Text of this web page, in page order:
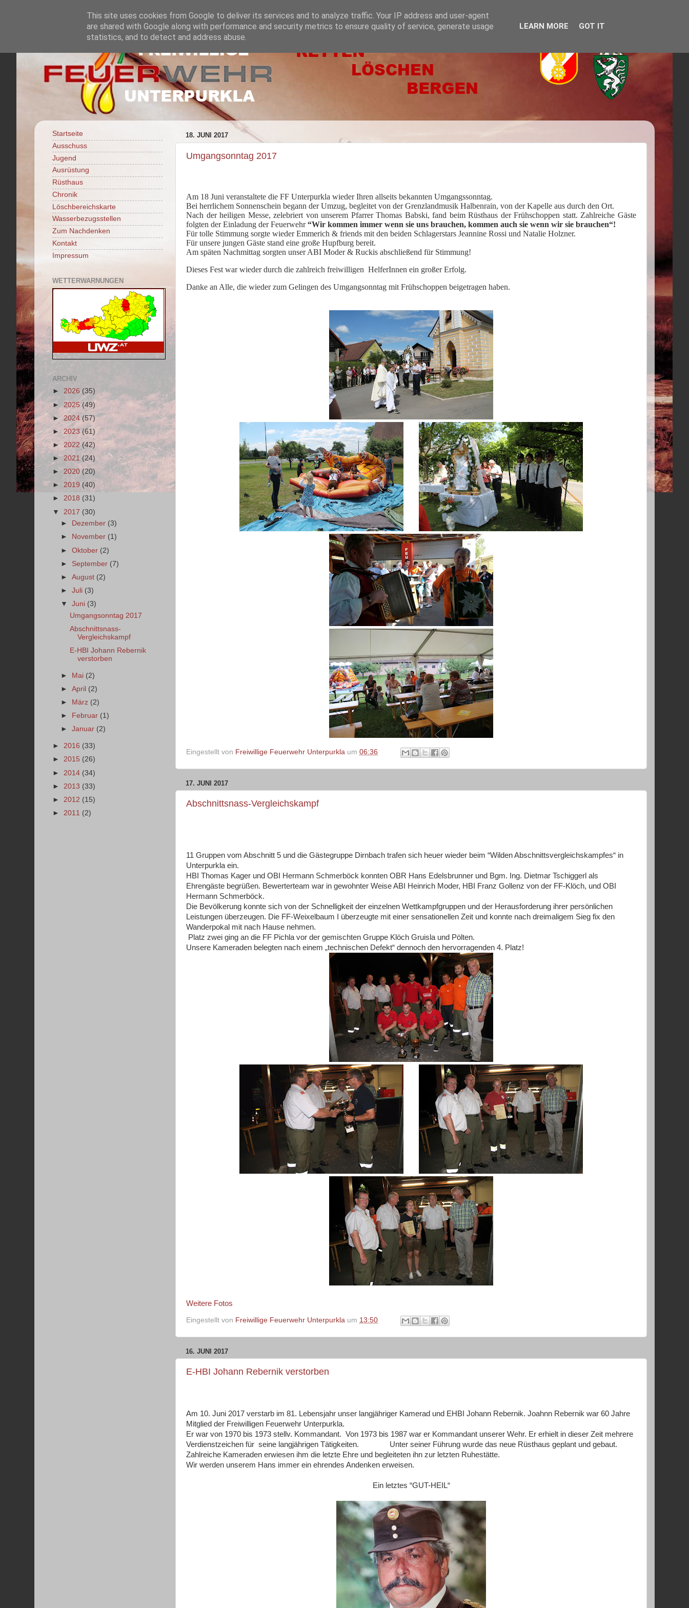
18. JUNI 2017
Umgangsonntag 2017
Am 18 Juni veranstaltete die FF Unterpurkla wieder Ihren allseits bekannten Umgangssonntag.
Bei herrlichem Sonnenschein begann der Umzug, begleitet von der Grenzlandmusik Halbenrain, von der Kapelle aus durch den Ort.
Nach der heiligen Messe, zelebriert von unserem Pfarrer Thomas Babski, fand beim Rüsthaus der Frühschoppen statt. Zahlreiche Gäste
folgten der Einladung der Feuerwehr“Wir kommen immer wenn sie uns brauchen, kommen auch sie wenn wir sie brauchen“!
Für tolle Stimmung sorgte wieder Emmerich & friends mit den beiden Schlagerstars Jeannine Rossi und Natalie Holzner.
Für unsere jungen Gäste stand eine große Hupfburg bereit.
Am späten Nachmittag sorgten unser ABI Moder & Ruckis abschließend für Stimmung!
Dieses Fest war wieder durch die zahlreich freiwilligen HelferInnen ein großer Erfolg.
Danke an Alle, die wieder zum Gelingen des Umgangsonntag mit Frühschoppen beigetragen haben.
Eingestellt von Freiwillige Feuerwehr Unterpurkla um 06:36
17. JUNI 2017
Abschnittsnass-Vergleichskampf
11 Gruppen vom Abschnitt 5 und die Gästegruppe Dirnbach trafen sich heuer wieder beim “Wilden Abschnittsvergleichskampfes“ in
Unterpurkla ein.
HBI Thomas Kager und OBI Hermann Schmerböck konnten OBR Hans Edelsbrunner und Bgm. Ing. Dietmar Tschiggerl als
Ehrengäste begrüßen. Bewerterteam war in gewohnter Weise ABI Heinrich Moder, HBI Franz Gollenz von der FF-Klöch, und OBI
Hermann Schmerböck.
Die Bevölkerung konnte sich von der Schnelligkeit der einzelnen Wettkampfgruppen und der Herausforderung ihrer persönlichen
Leistungen überzeugen. Die FF-Weixelbaum I überzeugte mit einer sensationellen Zeit und konnte nach dreimaligem Sieg fix den
Wanderpokal mit nach Hause nehmen.
Platz zwei ging an die FF Pichla vor der gemischten Gruppe Klöch Gruisla und Pölten.
Unsere Kameraden belegten nach einem „technischen Defekt“ dennoch den hervorragenden 4. Platz!
Weitere Fotos
Eingestellt von Freiwillige Feuerwehr Unterpurkla um 13:50
16. JUNI 2017
E-HBI Johann Rebernik verstorben
Am 10. Juni 2017 verstarb im 81. Lebensjahr unser langjähriger Kamerad und EHBI Johann Rebernik. Joahnn Rebernik war 60 Jahre
Mitglied der Freiwilligen Feuerwehr Unterpurkla.
Er war von 1970 bis 1973 stellv. Kommandant. Von 1973 bis 1987 war er Kommandant unserer Wehr. Er erhielt in dieser Zeit mehrere
Verdienstzeichen für seine langjährigen Tätigkeiten.
Unter seiner Führung wurde das neue Rüsthaus geplant und gebaut.
Zahlreiche Kameraden erwiesen ihm die letzte Ehre und begleiteten ihn zur letzten Ruhestätte.
Wir werden unserem Hans immer ein ehrendes Andenken erweisen.
Ein letztes “GUT-HEIL“
Startseite
Ausschuss
Jugend
Ausrüstung
Rüsthaus
Chronik
Löschbereichskarte
Wasserbezugsstellen
Zum Nachdenken
Kontakt
Impressum
WETTERWARNUNGEN
ARCHIV
► 2026 (35)
► 2025(49)
►2024(57)
► 2023 (61)
► 2022(42)
►2021(24)
► 2020 (20)
► 2019 (40)
► 2018 (31)
▼ 2017 (30)
►
Dezember (3)
►
November (1)
►Oktober (2)
► September (7)
►August (2)
►Juli (3)
▼Juni (3)
Umgangsonntag 2017
Abschnittsnass-
Vergleichskampf
E-HBI Johann Rebernik
verstorben
► Mai (2)
►April (2)
►
März (2)
►
Februar (1)
►Januar (2)
► 2016 (33)
► 2015 (26)
► 2014 (34)
► 2013 (33)
► 2012 (15)
► 2011 (2)
This site uses cookies from Google to deliver its services and to analyze traffic. Your IP address and user-agent
are shared with Google along with performance and security metrics to ensure quality of service, generate usage
statistics, and to detect and address abuse.
LEARN MORE GOT IT